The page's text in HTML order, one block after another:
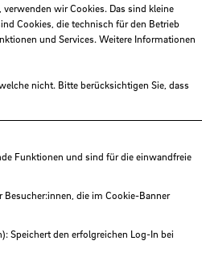
wir Cookies. Das sind kleine
Cookies, die technisch für den Betrieb
und Services. Weitere Informationen
nicht. Bitte berücksichtigen Sie, dass
Funktionen und sind für die einwandfreie
die im Cookie-Banner
Speichert den erfolgreichen Log-In bei